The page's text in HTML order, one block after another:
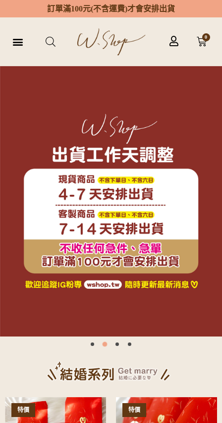
訂單滿100元(不含運費)才會安排出貨
0
特價 特價